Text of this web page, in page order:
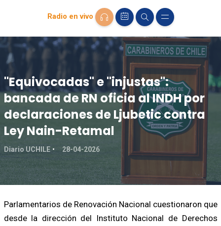
Radio en vivo
"Equivocadas" e "injustas":
bancada de RN oficia al INDH por
declaraciones de Ljubetic contra
Ley Nain-Retamal
Diario UCHILE 28-04-2026
Parlamentarios de Renovación Nacional cuestionaron que
desde la dirección del Instituto Nacional de Derechos